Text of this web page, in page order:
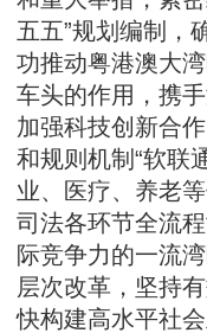
五五”规划编制，
功推动粤港澳大
车头的作用，携
加强科技创新合
和规则机制“软联
业、医疗、养老
司法各环节全流
际竞争力的一流
层次改革，坚持
快构建高水平社